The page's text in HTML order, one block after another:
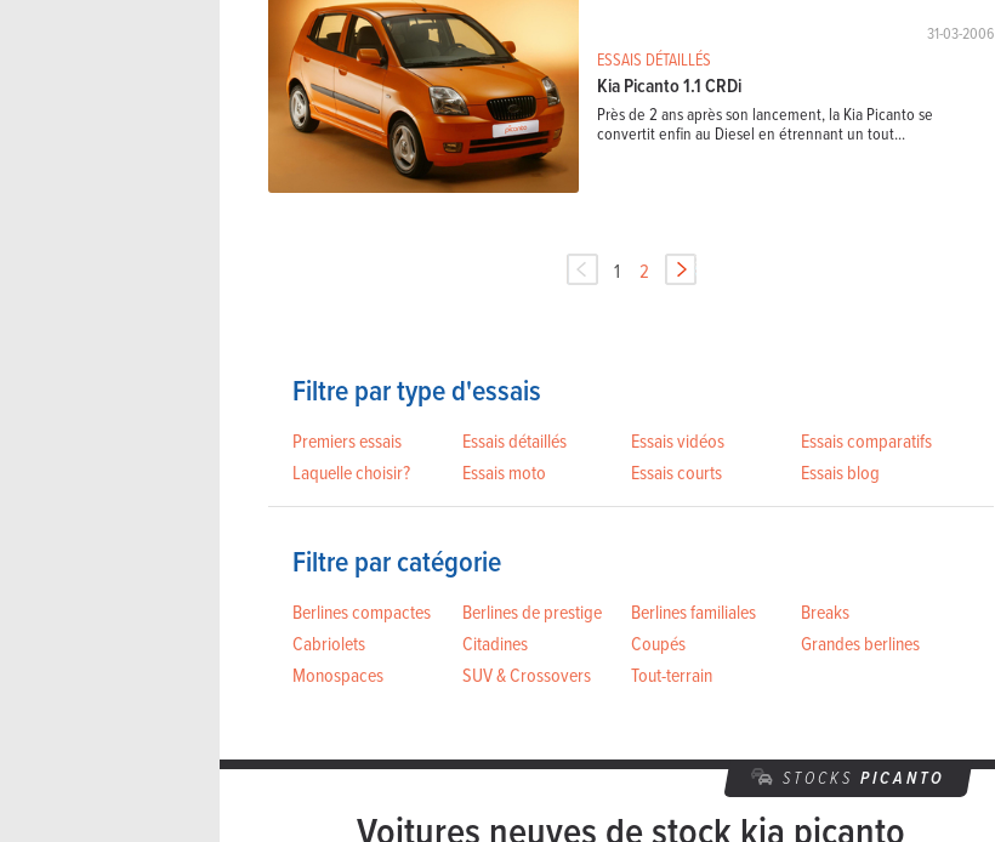
31-03-2006
ESSAIS DÉTAILLÉS
Kia Picanto 1.1 CRDi
Près de 2 ans après son lancement, la Kia Picanto se
convertit enfin au Diesel en étrennant un tout...
1 2
Filtre par type d'essais
Premiers essais Essais détaillés Essais vidéos
Essais comparatifs
Laquelle choisir?
Essais moto Essais courts Essais blog
Filtre par catégorie
Berlines compactes Berlines de prestige Berlines familiales
Breaks
Cabriolets
Citadines Coupés
Grandes berlines
Monospaces
SUV & Crossovers Tout-terrain
STOCKS PICANTO
Voitures neuves de stock kia picanto